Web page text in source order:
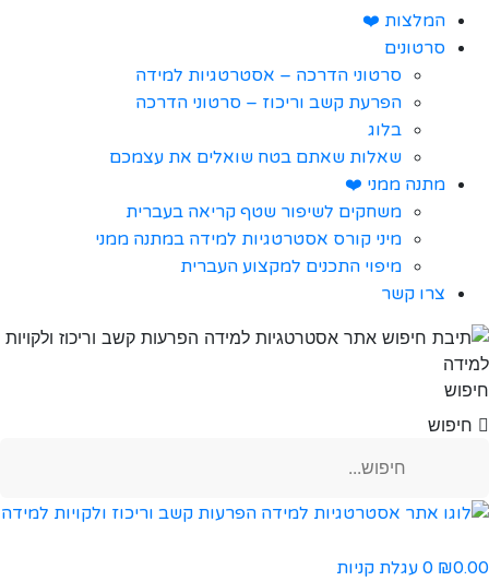
המלצות ❤️
סרטונים
סרטוני הדרכה – אסטרטגיות למידה
הפרעת קשב וריכוז – סרטוני הדרכה
בלוג
שאלות שאתם בטח שואלים את עצמכם
מתנה ממני ❤️
משחקים לשיפור שטף קריאה בעברית
מיני קורס אסטרטגיות למידה במתנה ממני
מיפוי התכנים למקצוע העברית
צרו קשר
חיפוש
חיפוש
₪0.00
0 עגלת קניות